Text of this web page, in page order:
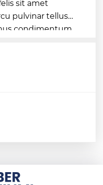
Kent Lokantası ve
sit amet
pulvinar tellus
condimentum
sapien. Praese